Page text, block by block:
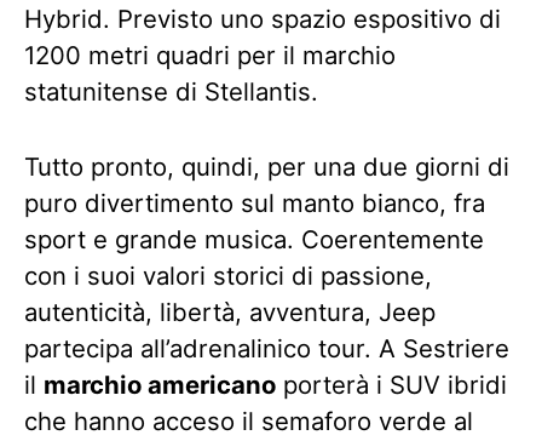
Hybrid. Previsto uno spazio espositivo di
1200 metri quadri per il marchio
statunitense di Stellantis.
Tutto pronto, quindi, per una due giorni di
puro divertimento sul manto bianco, fra
sport e grande musica. Coerentemente
con i suoi valori storici di passione,
autenticità, libertà, avventura, Jeep
partecipa all’adrenalinico tour. A Sestriere
il marchio americano porterà i SUV ibridi
che hanno acceso il semaforo verde al